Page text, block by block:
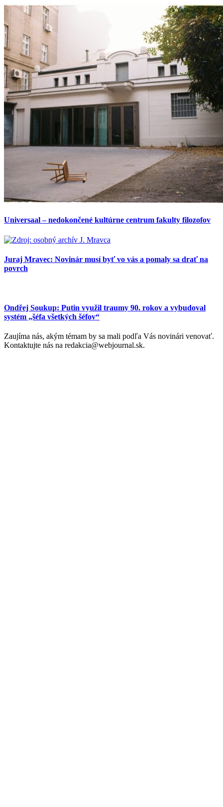
Universaal – nedokončené kultúrne centrum fakulty filozofov
Juraj Mravec: Novinár musí byť vo vás a pomaly sa drať na
povrch
Ondřej Soukup: Putin využil traumy 90. rokov a vybudoval
systém „šéfa všetkých šéfov“
Zaujíma nás, akým témam by sa mali podľa Vás novinári venovať.
Kontaktujte nás na redakcia@webjournal.sk.